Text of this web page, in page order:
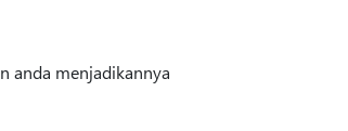
anda menjadikannya